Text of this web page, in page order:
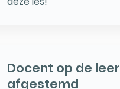
Docent op de
afgestemd